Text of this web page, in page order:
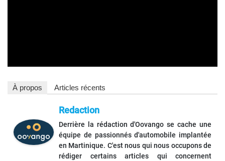
À propos Articles récents
Redaction
Derrière la rédaction d'Oovango se cache une
équipe de passionnés d'automobile implantée
en Martinique. C'est nous qui nous occupons de
rédiger certains articles qui concernent